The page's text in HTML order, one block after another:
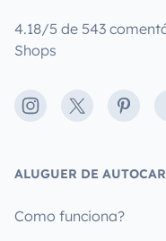
4.18/5 de 543
Shops
Instagram
X
ALUGUER DE
Como funciona?